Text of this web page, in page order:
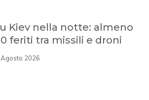
Kiev nella notte: almeno
feriti tra missili e droni
2026